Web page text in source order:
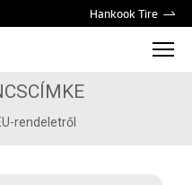
Hankook Tire
rendeletről